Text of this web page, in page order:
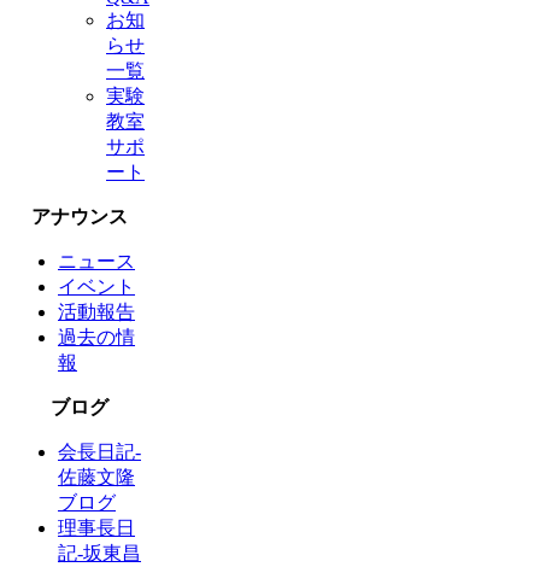
お知
らせ
一覧
実験
教室
サポ
ート
アナウンス
ニュース
イベント
活動報告
過去の情
報
ブログ
会長日記-
佐藤文隆
ブログ
理事長日
記-坂東昌